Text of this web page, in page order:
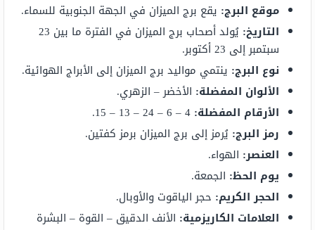
موقع البرج: يقع برج الميزان في الجهة الجنوبية للسماء.
التاريخ:
يُولد أصحاب برج الميزان في الفترة ما بين 23
سبتمبر إلى 23 أكتوبر.
نوع البرج: ينتمي مواليد برج الميزان إلى الأبراج الهوائية.
الألوان المفضلة: الأخضر – الزهري.
الأرقام المفضلة:
رمز البرج: يُرمز إلى برج الميزان برمز كفتين.
العنصر: الهواء.
يوم الحظ: الجمعة.
الحجر الكريم: حجر الياقوت والأوبال.
العلامات الكاريزمية: الأنف الدقيق – القوة – البشرة